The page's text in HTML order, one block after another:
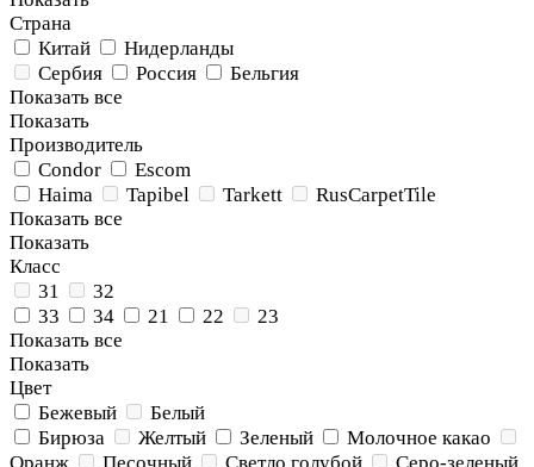
Страна
Китай
Нидерланды
Сербия
Россия
Бельгия
Показать все
Показать
Производитель
Condor
Escom
Haima
Tapibel Tarkett
RusCarpetTile
Показать все
Показать
Класс
31
32
33
34 21 22
23
Показать все
Показать
Цвет
Бежевый
Белый
Бирюза
Желтый Зеленый
Молочное какао